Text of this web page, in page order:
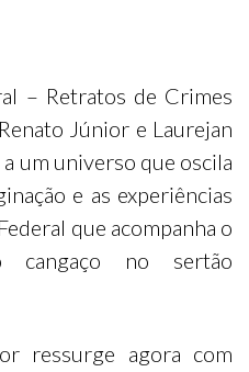
– Retratos de Crimes
Júnior e Laurejan
um universo que oscila
e as experiências
que acompanha o
cangaço no sertão
ressurge agora com